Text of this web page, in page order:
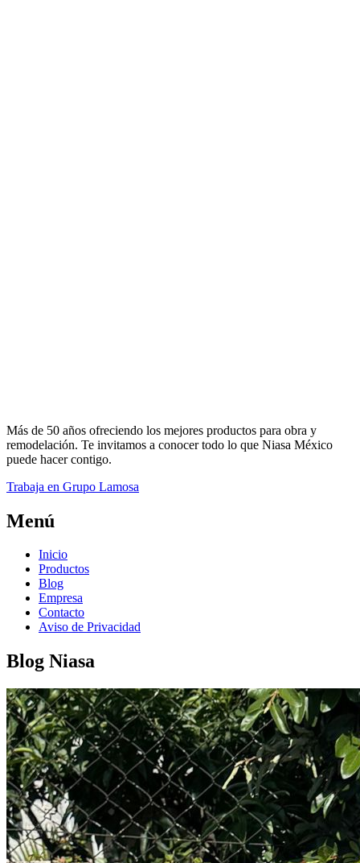
Más de 50 años ofreciendo los mejores productos para obra y
remodelación. Te invitamos a conocer todo lo que Niasa México
puede hacer contigo.
Trabaja en Grupo Lamosa
Menú
Inicio
Productos
Blog
Empresa
Contacto
Aviso de Privacidad
Blog Niasa